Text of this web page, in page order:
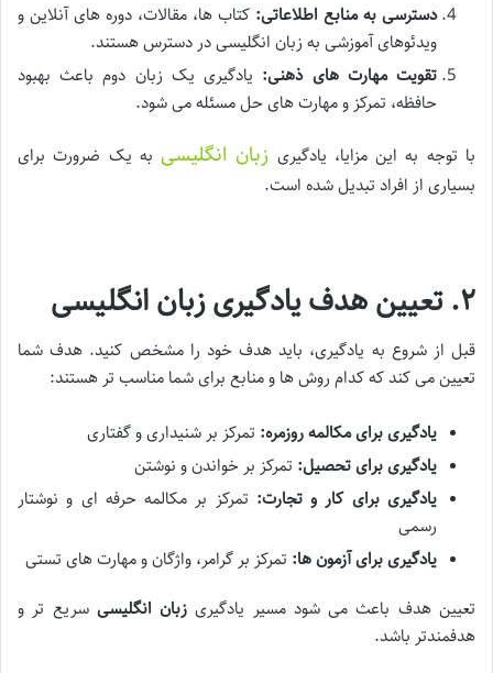
دسترسی به منابع اطلاعاتی: کتاب ها، مقالات، دوره های آنلاین و
ویدئوهای آموزشی به زبان انگلیسی در دسترس هستند.
تقویت مهارت های ذهنی: یادگیری یک زبان دوم باعث بهبود
حافظه، تمرکز و مهارت های حل مسئله می شود.
با توجه به این مزایا، یادگیری زبان انگلیسی به یک ضرورت برای
بسیاری از افراد تبدیل شده است.
۲. تعیین هدف یادگیری زبان انگلیسی
قبل از شروع به یادگیری، باید هدف خود را مشخص کنید. هدف شما
تعیین می کند که کدام روش ها و منابع برای شما مناسب تر هستند:
یادگیری برای مکالمه روزمره: تمرکز بر شنیداری و گفتاری
یادگیری برای تحصیل: تمرکز بر خواندن و نوشتن
یادگیری برای کار و تجارت: تمرکز بر مکالمه حرفه ای و نوشتار
رسمی
یادگیری برای آزمون ها: تمرکز بر گرامر، واژگان و مهارت های تستی
تعیین هدف باعث می شود مسیر یادگیری زبان انگلیسی سریع تر و
هدفمندتر باشد.